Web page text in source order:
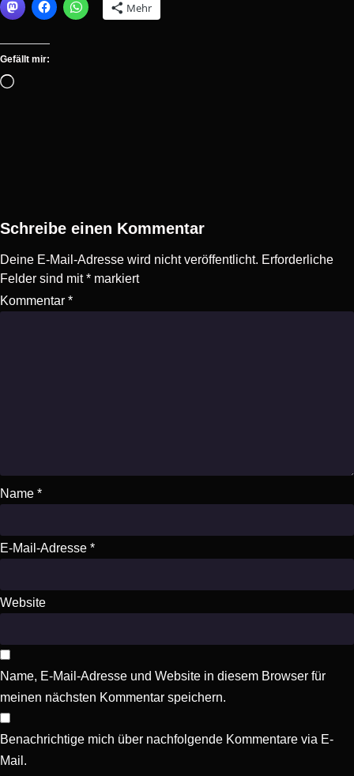
Mehr
Gefällt mir:
Schreibe einen Kommentar
Deine E-Mail-Adresse wird nicht veröffentlicht. Erforderliche
Felder sind mit* markiert
Kommentar *
Name *
E-Mail-Adresse *
Website
Name, E-Mail-Adresse und Website in diesem Browser für
meinen nächsten Kommentar speichern.
Benachrichtige mich über nachfolgende Kommentare via E-
Mail.